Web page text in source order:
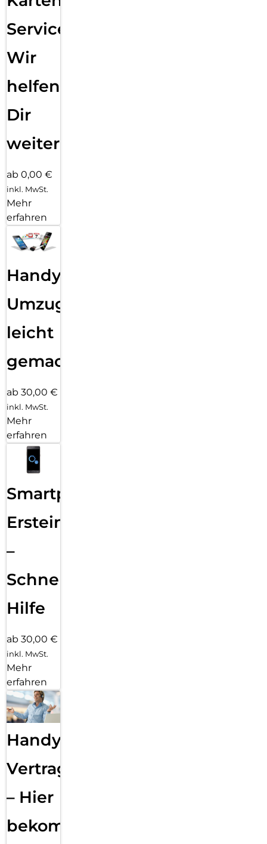
Service:
Wir
helfen
Dir
weiter
ab 0,00 €
inkl. MwSt.
Mehr
erfahren
Handy
Umzug
leicht
gemacht!
ab 30,00 €
inkl. MwSt.
Mehr
erfahren
Smartphone
Ersteinrichtung
–
Schnelle
Hilfe
ab 30,00 €
inkl. MwSt.
Mehr
erfahren
Handy
Vertragsabwicklung
– Hier
bekommst